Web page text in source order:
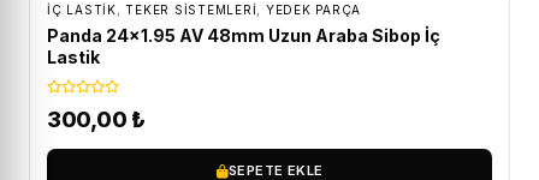
İÇ LASTIK ,TEKER SISTEMLERI YEDEK PARÇA
Panda 24×1.95 AV 48mm Uzun Araba Sibop İç
Lastik
300,00 ₺
SEPETE EKLE